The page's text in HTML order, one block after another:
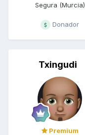
Segura (Murcia)
Donador
Txingudi
Premium